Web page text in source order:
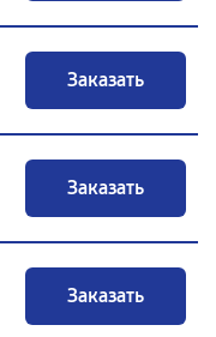
Заказать
Заказать
Заказать